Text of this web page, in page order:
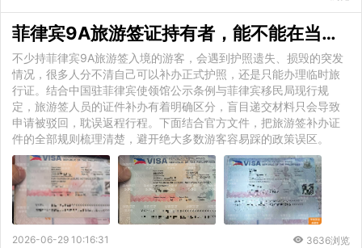
菲律宾9A旅游签证持有者，能不能在当地补办正式护照？官方政策详解
不少持菲律宾9A旅游签入境的游客，会遇到护照遗失、损毁的突发
情况，很多人分不清自己可以补办正式护照，还是只能办理临时旅
行证。结合中国驻菲律宾使领馆公示条例与菲律宾移民局现行规
定，旅游签人员的证件补办有着明确区分，盲目递交材料只会导致
申请被驳回，耽误返程行程。下面结合官方文件，把旅游签补办证
件的全部规则梳理清楚，避开绝大多数游客容易踩的政策误区。
2026-06-29 10:16:31 3636浏览